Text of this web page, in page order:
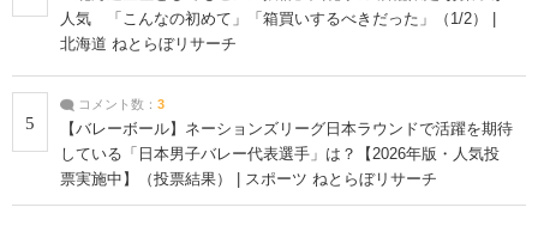
人気 「こんなの初めて」「箱買いするべきだった」（1/2） |
北海道 ねとらぼリサーチ
5
コメント数： 3
【バレーボール】ネーションズリーグ日本ラウンドで活躍を期待
している「日本男子バレー代表選手」は？【2026年版・人気投
票実施中】（投票結果） | スポーツ ねとらぼリサーチ